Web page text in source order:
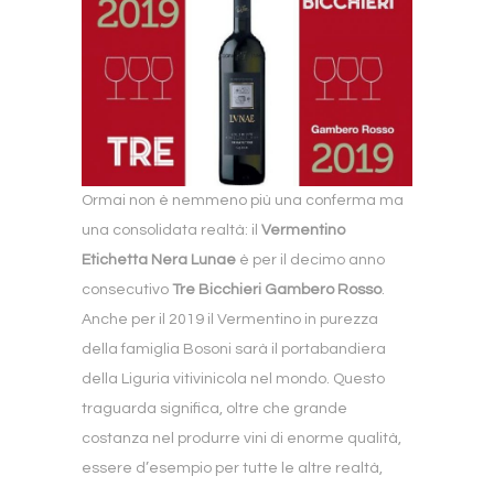
Ormai non è nemmeno più una conferma ma
una consolidata realtà: il Vermentino
Etichetta Nera Lunae è per il decimo anno
consecutivo Tre Bicchieri Gambero Rosso.
Anche per il 2019 il Vermentino in purezza
della famiglia Bosoni sarà il portabandiera
della Liguria vitivinicola nel mondo. Questo
traguarda significa, oltre che grande
costanza nel produrre vini di enorme qualità,
essere d’esempio per tutte le altre realtà,